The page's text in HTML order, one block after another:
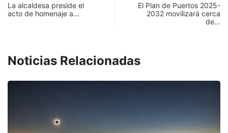
La alcaldesa preside el
acto de homenaje a…
El Plan de Puertos 2025-
2032 movilizará cerca
de…
Noticias Relacionadas